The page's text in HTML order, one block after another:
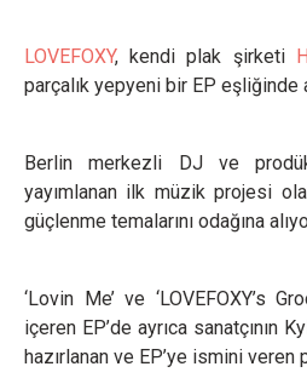
LOVEFOXY, kendi plak şirketi
parçalık yepyeni bir EP eşliğinde
Berlin merkezli DJ ve
yayımlanan ilk müzik projesi
güçlenme temalarını odağına
‘Lovin Me’ ve ‘LOVEFOXY’s
içeren EP’de ayrıca sanatçının
hazırlanan ve EP’ye ismini veren